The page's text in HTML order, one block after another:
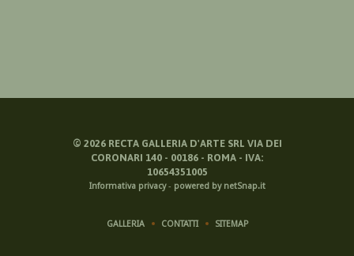
© 2026RECTA GALLERIA D'ARTE SRL VIA DEI
CORONARI 140 - 00186 - ROMA - IVA:
10654351005
Informativa privacy- powered by netSnap.it
GALLERIA CONTATTI SITEMAP